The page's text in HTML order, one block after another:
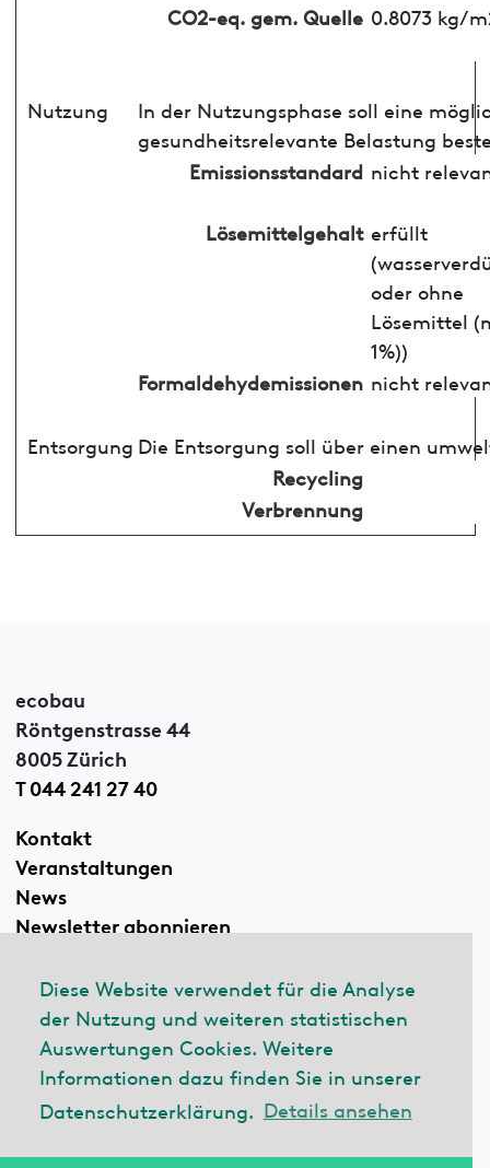
Diese Website verwendet für die Analyse
der Nutzung und weiteren statistischen
Auswertungen Cookies. Weitere
Informationen dazu finden Sie in unserer
Datenschutzerklärung. Details ansehen
CO2-eq. gem. Quelle 0.8073 kg/
Nutzung
In der Nutzungsphase soll eine
gesundheitsrelevante Belastung
Emissionsstandard nicht
Lösemittelgehalt erfüllt
oder ohne
Lösemittel
1%))
Formaldehydemissionen nicht
Entsorgung Die Entsorgung soll über einen
Recycling
Verbrennung
ecobau
Röntgenstrasse 44
8005 Zürich
T 044 241 27 40
Kontakt
Veranstaltungen
News
Newsletter abonnieren
Linkedin
© 2026 ecobau